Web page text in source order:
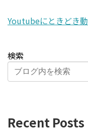
Youtubeにときどき
検索
Recent Posts